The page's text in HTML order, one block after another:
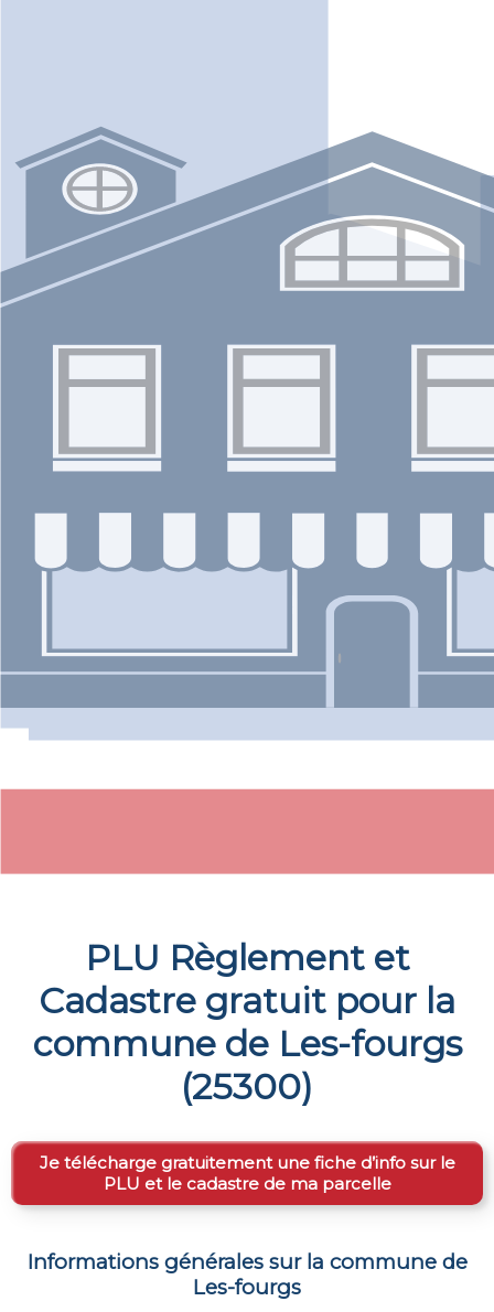
PLU Règlement et
Cadastre gratuit pour la
commune de Les-fourgs
(25300)
Je télécharge gratuitement une fiche d’info sur le
PLU et le cadastre de ma parcelle
Informations générales sur la commune de
Les-fourgs